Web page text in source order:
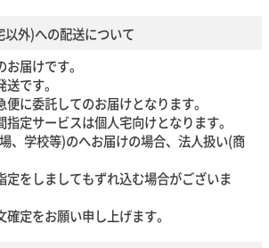
外)への配送について
届けです。
です。
に委託してのお届けとなります。
定サービスは個人宅向けとなります。
、学校等)のへお届けの場合、法人扱い(商
定をしましてもずれ込む場合がございま
定をお願い申し上げます。